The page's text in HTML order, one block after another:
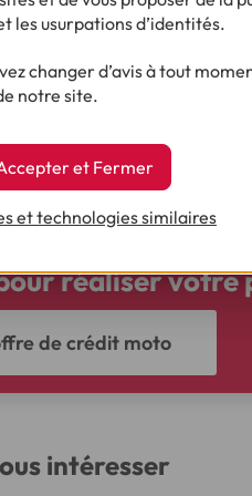
de santé. Ce questionnaire
fixer le montant de la prime
bien lire toutes les clauses
réaliser votre
de crédit moto
intéresser
les usurpations d’identités.
changer d’avis à tout
notre site.
et Fermer
et technologies similaires